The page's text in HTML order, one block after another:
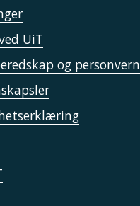
UiT
og personvern